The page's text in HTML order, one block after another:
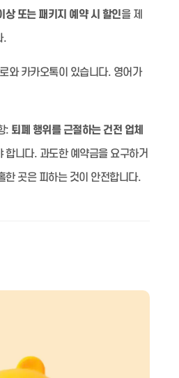
상 또는 패키지 예약 시 할인을 제
.
와 카카오톡이 있습니다. 영어가
: 퇴폐 행위를 근절하는 건전 업체
합니다. 과도한 예약금을 요구하거
한 곳은 피하는 것이 안전합니다.